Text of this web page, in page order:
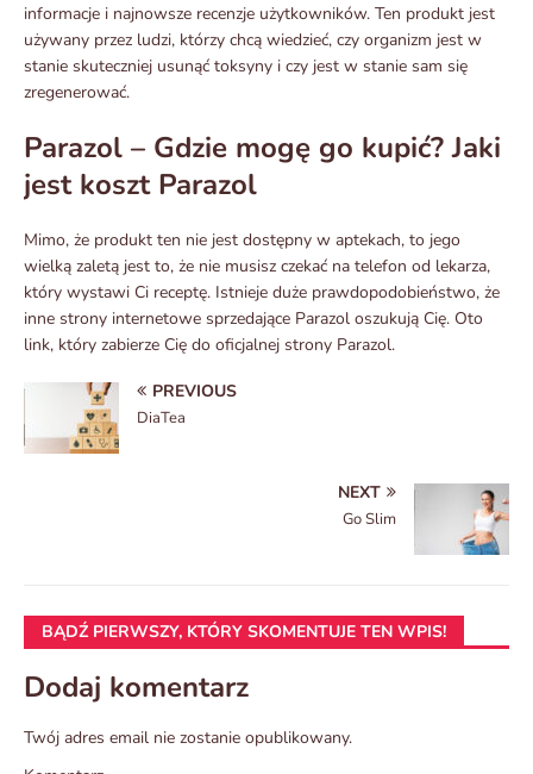
informacje i najnowsze recenzje użytkowników. Ten produkt jest
używany przez ludzi, którzy chcą wiedzieć, czy organizm jest w
stanie skuteczniej usunąć toksyny i czy jest w stanie sam się
zregenerować.
Parazol – Gdzie mogę go kupić? Jaki
jest koszt Parazol
Mimo, że produkt ten nie jest dostępny w aptekach, to jego
wielką zaletą jest to, że nie musisz czekać na telefon od lekarza,
który wystawi Ci receptę. Istnieje duże prawdopodobieństwo, że
inne strony internetowe sprzedające Parazol oszukują Cię. Oto
link, który zabierze Cię do oficjalnej strony Parazol.
PREVIOUS
DiaTea
NEXT
Go Slim
BĄDŹ PIERWSZY, KTÓRY SKOMENTUJE TEN WPIS!
Dodaj komentarz
Twój adres email nie zostanie opublikowany.